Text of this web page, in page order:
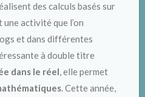
des calculs basés sur
une activité que l’on
et dans différentes
à double titre
dans le réel, elle permet
. Cette année,